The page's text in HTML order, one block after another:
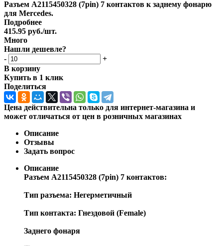
Разъем A2115450328 (7pin) 7 контактов к заднему фонарю
для Mercedes.
Подробнее
415.95 руб./шт.
Много
Нашли дешевле?
-
+
В корзину
Купить в 1 клик
Поделиться
Цена действительна только для интернет-магазина и
может отличаться от цен в розничных магазинах
Описание
Отзывы
Задать вопрос
Описание
Разъем A2115450328 (7pin) 7 контактов:
Тип разъема: Негерметичный
Тип контакта: Гнездовой (Female)
Заднего фонаря